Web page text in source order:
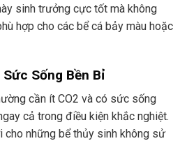
sinh trưởng cực tốt mà không
hợp cho các bể cá bảy màu hoặc
Sống Bền Bỉ
cần ít CO2 và có sức sống
cả trong điều kiện khắc nghiệt.
cho những bể thủy sinh không sử